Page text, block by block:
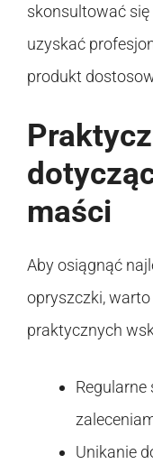
skonsultować
uzyskać
produkt
maści
Aby osiągnąć
opryszczki,
praktycznych
Unikanie